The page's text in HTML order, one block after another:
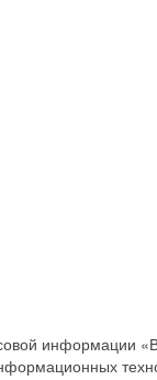
информации